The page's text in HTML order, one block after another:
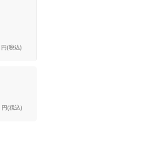
円(税込)
円(税込)